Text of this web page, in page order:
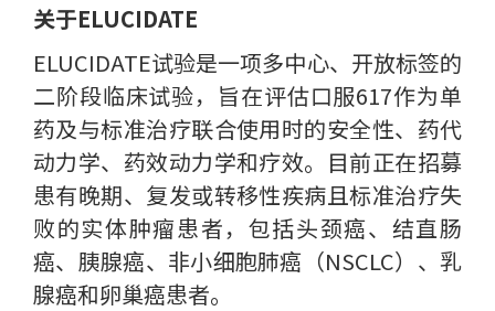
关于ELUCIDATE
ELUCIDATE试验是一项多中心、开放标签的
二阶段临床试验，旨在评估口服617作为单
药及与标准治疗联合使用时的安全性、药代
动力学、药效动力学和疗效。目前正在招募
患有晚期、复发或转移性疾病且标准治疗失
败的实体肿瘤患者，包括头颈癌、结直肠
癌、胰腺癌、非小细胞肺癌（NSCLC）、乳
腺癌和卵巢癌患者。